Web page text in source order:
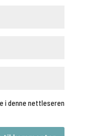
i denne nettleseren